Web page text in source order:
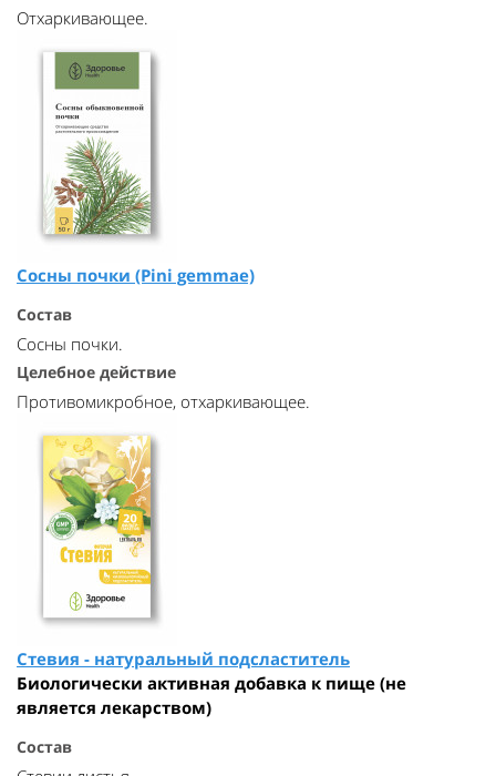
Отхаркивающее.
Сосны почки (Pini gemmae)
Состав
Сосны почки.
Целебное действие
Противомикробное, отхаркивающее.
Стевия - натуральный подсластитель
Биологически активная добавка к пище (не
является лекарством)
Состав